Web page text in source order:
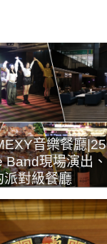
音樂餐廳
Band現場演出
派對級餐廳